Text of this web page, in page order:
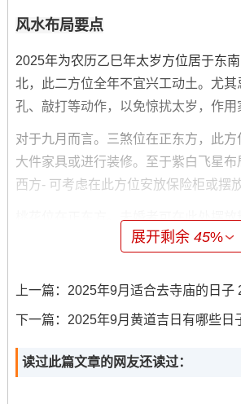
风水布局要点
2025年为农历乙巳年太岁方位居于东
北，此二方位全年不宜兴工动土。尤
孔、敲打等动作，以免惊扰太岁，作用
对于九月而言。三煞位在正东方，此
大件家具或进行装修。至于紫白飞星布
西方- 可考虑在此方位安放保险柜或摆
桃花位在正东方。未婚者可在此处摆放
份...但需注意与三煞位的协调；文昌位
搬家相关禁忌
成员（特别是户主）生肖相冲的日子。
需避开冲狗的9月8日同9月20日...
展开剩余45%
上一篇： 2025年9月适合去寺庙的日子 2025年9
下一篇： 2025年9月黄道吉日有哪些日子
读过此篇文章的网友还读过：